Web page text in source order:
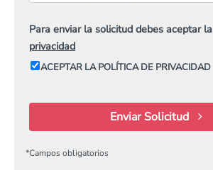
Para enviar la solicitud debes aceptar la
privacidad
ACEPTAR LA POLÍTICA DE PRIVACIDAD
Enviar Solicitud
*Campos obligatorios